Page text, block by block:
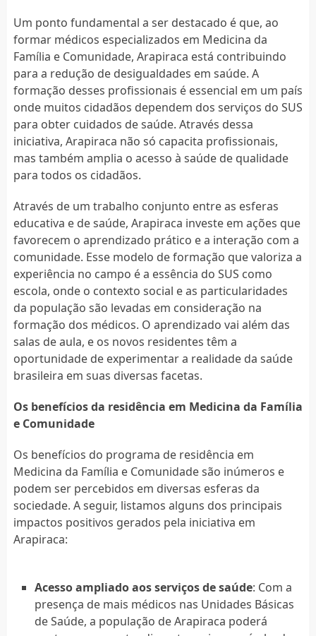
Um ponto fundamental a ser destacado é que, ao
formar médicos especializados em Medicina da
Família e Comunidade, Arapiraca está contribuindo
para a redução de desigualdades em saúde. A
formação desses profissionais é essencial em um país
onde muitos cidadãos dependem dos serviços do SUS
para obter cuidados de saúde. Através dessa
iniciativa, Arapiraca não só capacita profissionais,
mas também amplia o acesso à saúde de qualidade
para todos os cidadãos.
Através de um trabalho conjunto entre as esferas
educativa e de saúde, Arapiraca investe em ações que
favorecem o aprendizado prático e a interação com a
comunidade. Esse modelo de formação que valoriza a
experiência no campo é a essência do SUS como
escola, onde o contexto social e as particularidades
da população são levadas em consideração na
formação dos médicos. O aprendizado vai além das
salas de aula, e os novos residentes têm a
oportunidade de experimentar a realidade da saúde
brasileira em suas diversas facetas.
Os benefícios da residência em Medicina da Família
e Comunidade
Os benefícios do programa de residência em
Medicina da Família e Comunidade são inúmeros e
podem ser percebidos em diversas esferas da
sociedade. A seguir, listamos alguns dos principais
impactos positivos gerados pela iniciativa em
Arapiraca:
Acesso ampliado aos serviços de saúde: Com a
presença de mais médicos nas Unidades Básicas
de Saúde, a população de Arapiraca poderá